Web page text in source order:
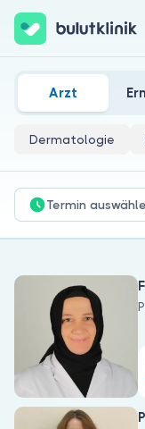
Für Patienten
Für Ärzte
Jetzt
Physikalische
Arzt
Dermatologie
Termin